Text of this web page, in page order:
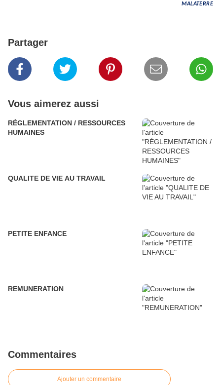
MALATERRE
Partager
Vous aimerez aussi
RÉGLEMENTATION / RESSOURCES
HUMAINES
QUALITE DE VIE AU TRAVAIL
PETITE ENFANCE
REMUNERATION
Commentaires
Ajouter un commentaire